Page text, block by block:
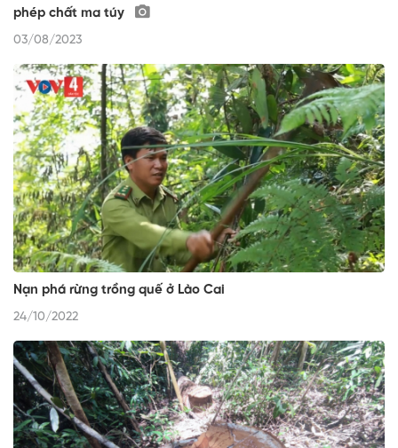
phép chất ma túy
03/08/2023
Nạn phá rừng trồng quế ở Lào Cai
24/10/2022